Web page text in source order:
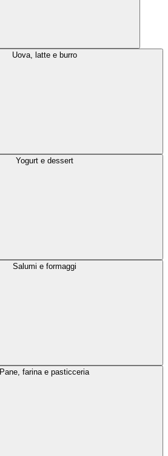
Uova, latte e burro
Yogurt e dessert
Salumi e formaggi
Pane, farina e pasticceria